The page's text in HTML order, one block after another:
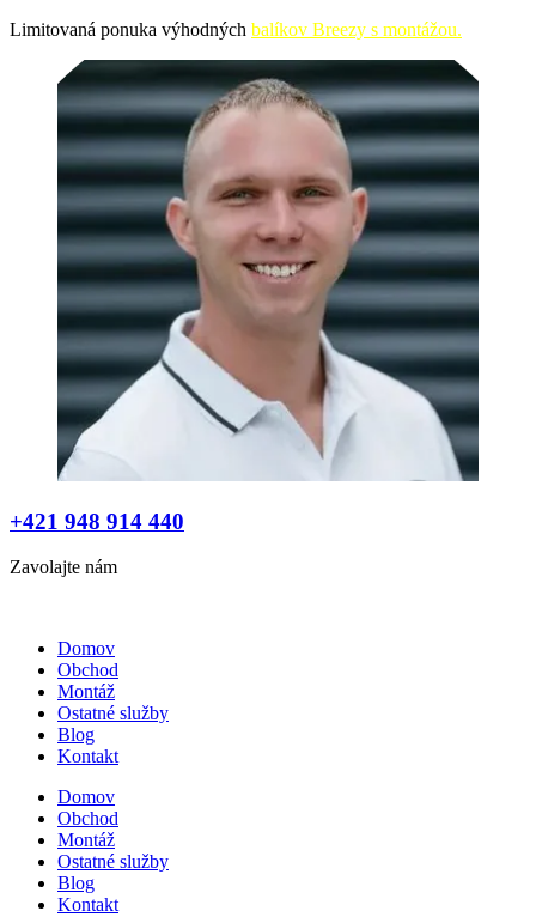
Preskočiť
Limitovaná ponuka výhodných balíkov Breezy s montážou.
+421 948 914 440
Zavolajte nám
Domov
Obchod
Montáž
Ostatné služby
Blog
Kontakt
Domov
Obchod
Montáž
Ostatné služby
Blog
Kontakt